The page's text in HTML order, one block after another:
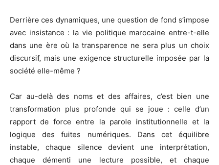
Derrière ces dynamiques, une question de fond s’impose
avec insistance : la vie politique marocaine entre-t-elle
dans une ère où la transparence ne sera plus un choix
discursif, mais une exigence structurelle imposée par la
société elle-même ?
Car au-delà des noms et des affaires, c’est bien une
transformation plus profonde qui se joue : celle d’un
rapport de force entre la parole institutionnelle et la
logique des fuites numériques. Dans cet équilibre
instable, chaque silence devient une interprétation,
chaque démenti une lecture possible, et chaque